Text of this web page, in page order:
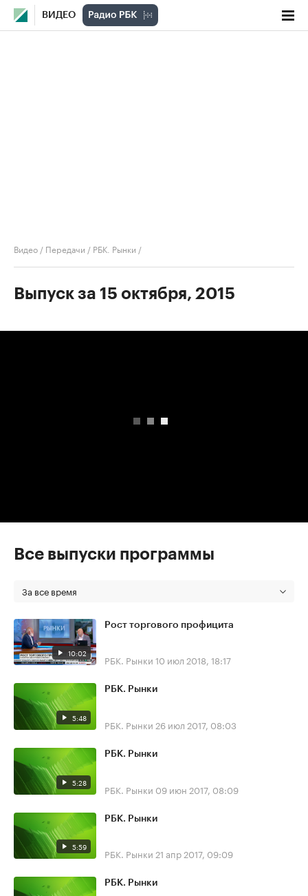
ВИДЕО
Видео / Передачи / РБК. Рынки /
Выпуск за 15 октября, 2015
Все выпуски программы
За все время
10:02
Рост торгового профицита
РБК. Рынки 10 июл 2018, 18:17
5:48
РБК. Рынки
РБК. Рынки 26 июл 2017, 08:03
5:28
РБК. Рынки
РБК. Рынки 09 июн 2017, 08:09
5:59
РБК. Рынки
РБК. Рынки 21 апр 2017, 09:09
РБК. Рынки